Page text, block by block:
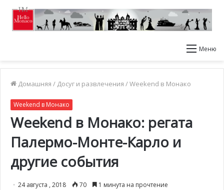
Меню
Домашняя / Досуг и развлечения /Weekend в Монако
Weekend в Монако
Weekend в Монако: регата
Палермо-Монте-Карло и
другие события
24 августа , 2018 70 1 минута на прочтение